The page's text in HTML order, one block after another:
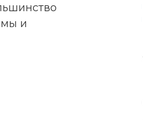
мы и